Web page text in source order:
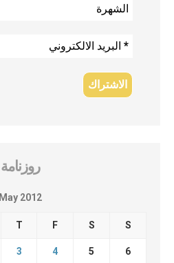
روزنامة
May 2012
T F S S
3 4 5 6